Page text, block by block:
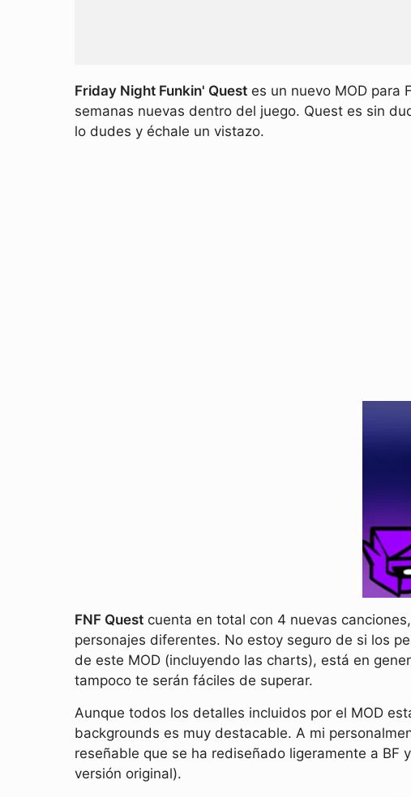
Friday Night Funkin' Quest es un nuevo MOD para
semanas nuevas dentro del juego. Quest es sin
lo dudes y échale un vistazo.
FNF Quest cuenta en total con 4 nuevas
personajes diferentes. No estoy seguro de si los
de este MOD (incluyendo las charts), está en
tampoco te serán fáciles de superar.
Aunque todos los detalles incluidos por el MOD
backgrounds es muy destacable. A mi
reseñable que se ha rediseñado ligeramente a
versión original).